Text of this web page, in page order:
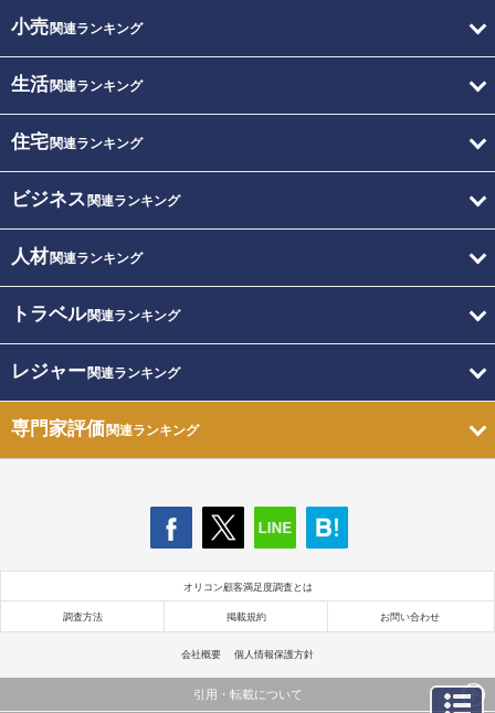
小売関連ランキング
生活関連ランキング
住宅関連ランキング
ビジネス 関連ランキング
人材関連ランキング
トラベル関連ランキング
レジャー関連ランキング
専門家評価関連ランキング
オリコン顧客満足度調査とは
調査方法 掲載規約 お問い合わせ
会社概要 個人情報保護方針
引用・転載について